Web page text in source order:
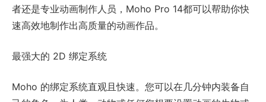
者还是专业动画制作人员，Moho Pro 14都可以帮助你快
速高效地制作出高质量的动画作品。
最强大的 2D 绑定系统
Moho 的绑定系统直观且快速。您可以在几分钟内装备自